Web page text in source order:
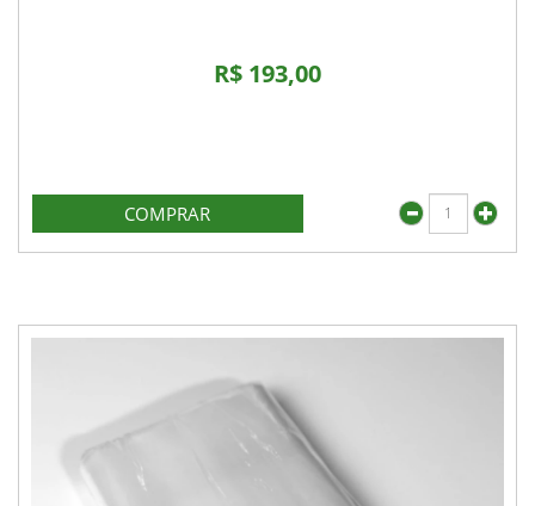
R$ 193,00
COMPRAR